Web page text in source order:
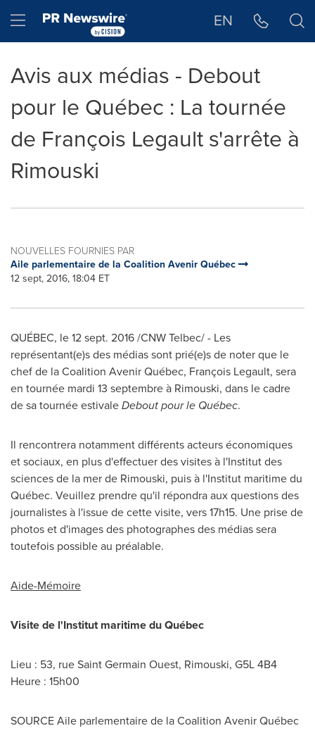
Hamburger menu EN
Avis aux médias - Debout
pour le Québec : La tournée
de François Legault s'arrête à
Rimouski
NOUVELLES FOURNIES PAR
Aile parlementaire de la Coalition Avenir Québec
12 sept, 2016, 18:04 ET
QUÉBEC, le12 sept. 2016/CNW Telbec/ - Les
représentant(e)s des médias sont prié(e)s de noter que le
chef de la Coalition Avenir Québec, François Legault, sera
en tournée mardi 13 septembre à Rimouski, dans le cadre
de sa tournée estivaleDebout pour le Québec.
Il rencontrera notamment différents acteurs économiques
et sociaux, en plus d'effectuer des visites à l'Institut des
sciences de la mer de Rimouski, puis à l'Institut maritime du
Québec. Veuillez prendre qu'il répondra aux questions des
journalistes à l'issue de cette visite, vers 17h15. Une prise de
photos et d'images des photographes des médias sera
toutefois possible au préalable.
Aide-Mémoire
Visite de l'Institut maritime du Québec
Lieu : 53, rue Saint Germain Ouest, Rimouski, G5L 4B4
Heure : 15h00
SOURCE Aile parlementaire de la Coalition Avenir Québec